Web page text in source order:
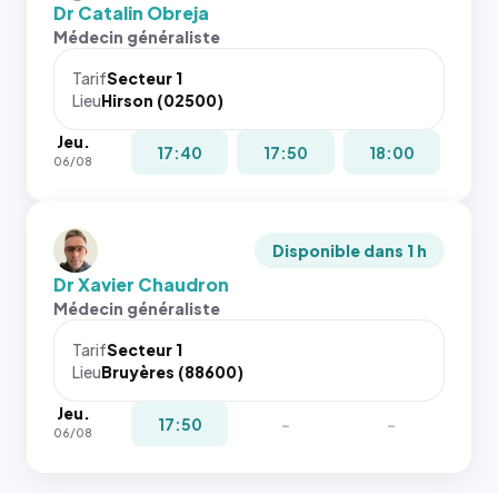
Dr Catalin Obreja
Médecin généraliste
TarifSecteur 1
LieuHirson (02500)
Jeu.
06/08 17:40 17:50 18:00
Disponible dans 1 h
Dr Xavier Chaudron
Médecin généraliste
TarifSecteur 1
LieuBruyères (88600)
Jeu.
06/08 17:50 - -